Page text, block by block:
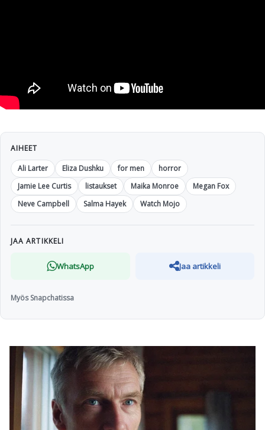
AIHEET
Ali Larter
Eliza Dushku for men
horror
Jamie Lee Curtis
listaukset Maika Monroe
Megan Fox
Neve Campbell
Salma Hayek Watch Mojo
JAA ARTIKKELI
WhatsApp Jaa artikkeli
Myös Snapchatissa